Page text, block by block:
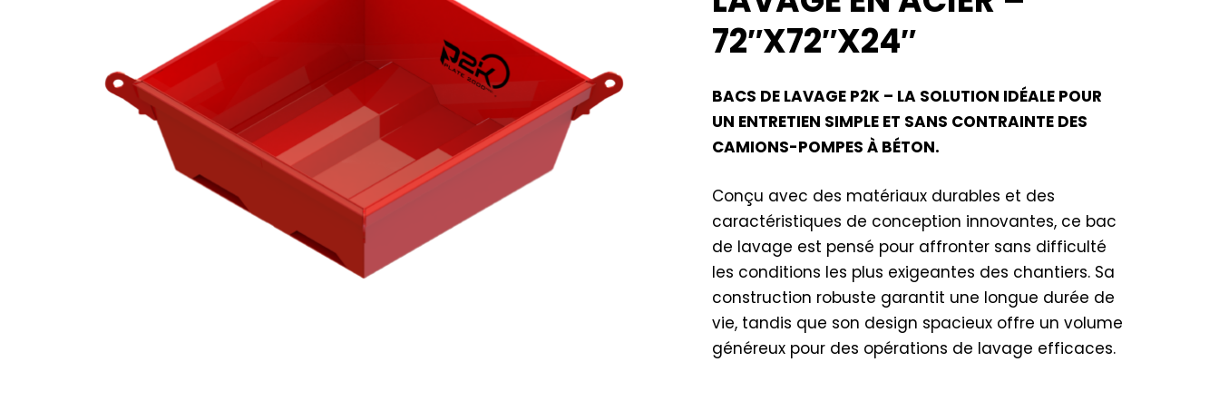
72″X72″X24″
BACS DE LAVAGE P2K – LA SOLUTION IDÉALE POUR
UN ENTRETIEN SIMPLE ET SANS CONTRAINTE DES
CAMIONS-POMPES À BÉTON.
Conçu avec des matériaux durables et des
caractéristiques de conception innovantes, ce bac
de lavage est pensé pour affronter sans difficulté
les conditions les plus exigeantes des chantiers. Sa
construction robuste garantit une longue durée de
vie, tandis que son design spacieux offre un volume
généreux pour des opérations de lavage efficaces.